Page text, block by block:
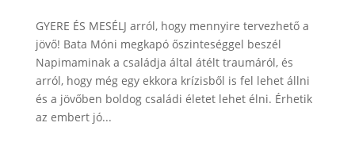
GYERE ÉS MESÉLJ arról, hogy mennyire tervezhető a
jövő! Bata Móni megkapó őszinteséggel beszél
Napimaminak a családja által átélt traumáról, és
arról, hogy még egy ekkora krízisből is fel lehet állni
és a jövőben boldog családi életet lehet élni. Érhetik
az embert jó...